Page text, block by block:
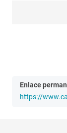
Enlace
https://